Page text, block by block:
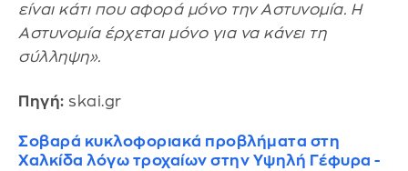
είναι κάτι που αφορά μόνο την Αστυνομία. Η
Αστυνομία έρχεται μόνο για να κάνει τη
σύλληψη».
Πηγή: skai.gr
Σοβαρά κυκλοφοριακά προβλήματα στη
Χαλκίδα λόγω τροχαίων στην Υψηλή Γέφυρα -